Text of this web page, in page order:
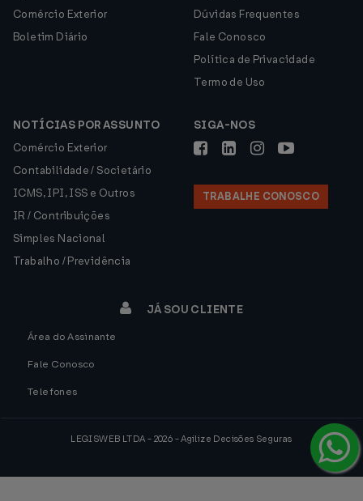
Comércio Exterior
Boletim Diário
Dúvidas Frequentes
Fale Conosco
Política de Privacidade
Termo de Uso
NOTÍCIAS POR ASSUNTO
Comércio Exterior
Contabilidade / Societário
ICMS, IPI, ISS e Outros
IR / Contribuições
Simples Nacional
Trabalho / Previdência
SIGA-NOS
TRABALHE CONOSCO
JÁ SOU CLIENTE
Área do Assinante
Fale Conosco
Telefones
LEGISWEB LTDA - 2026 - Agilize Decisões Seguras